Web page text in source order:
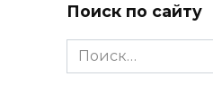
Поиск по сайту
Search
for: